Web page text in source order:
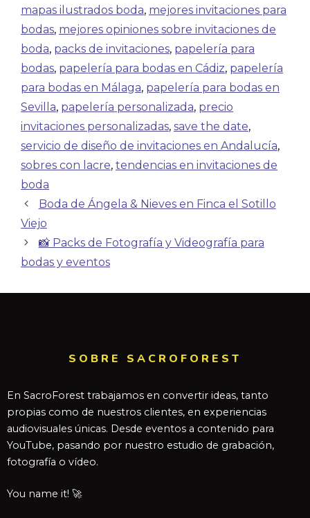
mapas ilustrados boda, mejores invitaciones para
bodas, mejores opiniones sobre invitaciones de
boda, packs de invitaciones, papelería para
bodas, papelería para bodas en Cádiz, papelería
para bodas en Málaga, papelería para bodas en
Sevilla, papelería personalizada, precio
invitaciones personalizadas, save the date,
servicio de diseño de invitaciones en Andalucía,
sobres con lacre, tendencias en invitaciones de
boda
Boda de Ángela & Nieves en Finca el Sotillo
Viejo
📸 Packs de Fotografía y Videografía para
bodas y eventos
SOBRE SACROFOREST
En SacroForest trabajamos en convertir ideas, tanto
propias como de nuestros clientes, en experiencias
audiovisuales únicas. Desde eventos a contenido para
YouTube, pasando por nuestro estudio de grabación,
fotografía o vídeo.
You name it! 🚀